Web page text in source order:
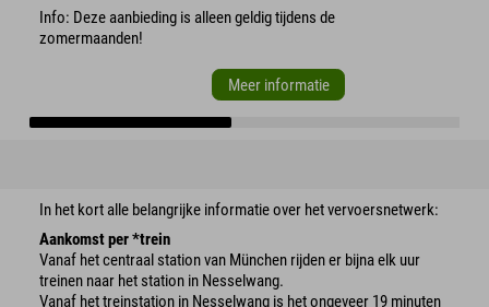
Info: Deze aanbieding is alleen geldig tijdens de
zomermaanden!
Meer informatie
In het kort alle belangrijke informatie over het vervoersnetwerk:
Aankomst per *trein
Vanaf het centraal station van München rijden er bijna elk uur
treinen naar het station in Nesselwang.
Vanaf het treinstation in Nesselwang is het ongeveer 19 minuten